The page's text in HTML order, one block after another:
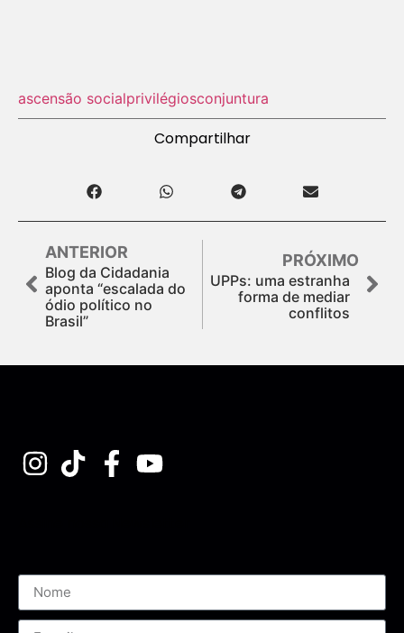
ascensão socialprivilégiosconjuntura
Compartilhar
ANTERIOR
Blog da Cidadania
aponta “escalada do
ódio político no
Brasil”
PRÓXIMO
UPPs: uma estranha
forma de mediar
conflitos